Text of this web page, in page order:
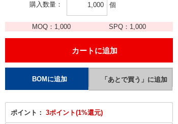
購入数量 個
MOQ： 1,000 SPQ： 1,000
ポイント： 3ポイント(1%還元)